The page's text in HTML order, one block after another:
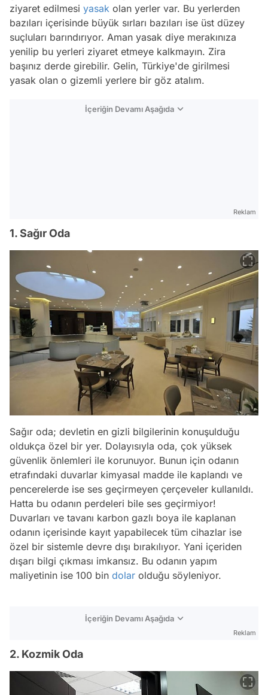
ziyaret edilmesi yasak olan yerler var. Bu yerlerden
bazıları içerisinde büyük sırları bazıları ise üst düzey
suçluları barındırıyor. Aman yasak diye merakınıza
yenilip bu yerleri ziyaret etmeye kalkmayın. Zira
başınız derde girebilir. Gelin, Türkiye'de girilmesi
yasak olan o gizemli yerlere bir göz atalım.
İçeriğin Devamı Aşağıda
Reklam
1. Sağır Oda
Sağır oda; devletin en gizli bilgilerinin konuşulduğu
oldukça özel bir yer. Dolayısıyla oda, çok yüksek
güvenlik önlemleri ile korunuyor. Bunun için odanın
etrafındaki duvarlar kimyasal madde ile kaplandı ve
pencerelerde ise ses geçirmeyen çerçeveler kullanıldı.
Hatta bu odanın perdeleri bile ses geçirmiyor!
Duvarları ve tavanı karbon gazlı boya ile kaplanan
odanın içerisinde kayıt yapabilecek tüm cihazlar ise
özel bir sistemle devre dışı bırakılıyor. Yani içeriden
dışarı bilgi çıkması imkansız. Bu odanın yapım
maliyetinin ise 100 bin dolar olduğu söyleniyor.
İçeriğin Devamı Aşağıda
Reklam
2. Kozmik Oda